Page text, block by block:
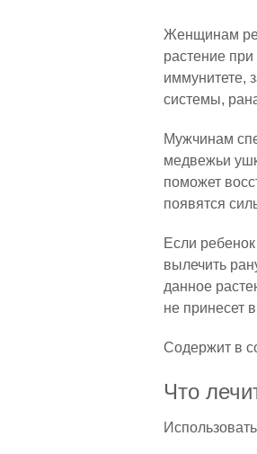
Женщинам
растение
иммунитете,
системы,
Мужчинам
медвежьи
поможет
появятся
Если
вылечить
данное
не принесет
Содержит в
Что